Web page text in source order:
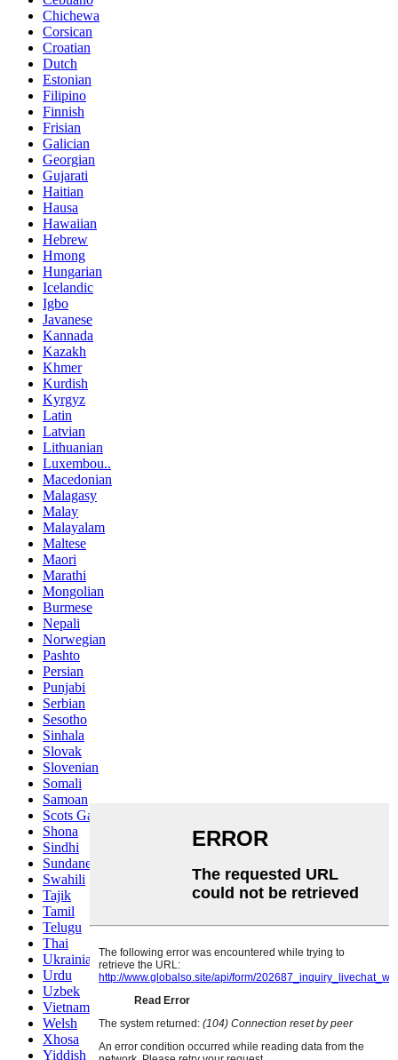
Chichewa
Corsican
Croatian
Dutch
Estonian
Filipino
Finnish
Frisian
Galician
Georgian
Gujarati
Haitian
Hausa
Hawaiian
Hebrew
Hmong
Hungarian
Icelandic
Igbo
Javanese
Kannada
Kazakh
Khmer
Kurdish
Kyrgyz
Latin
Latvian
Lithuanian
Luxembou..
Macedonian
Malagasy
Malay
Malayalam
Maltese
Maori
Marathi
Mongolian
Burmese
Nepali
Norwegian
Pashto
Persian
Punjabi
Serbian
Sesotho
Sinhala
Slovak
Slovenian
Somali
Samoan
Scots Gaelic
Shona
Sindhi
Sundanese
Swahili
Tajik
Tamil
Telugu
Thai
Ukrainian
Urdu
Uzbek
Vietnamese
Welsh
Xhosa
Yiddish